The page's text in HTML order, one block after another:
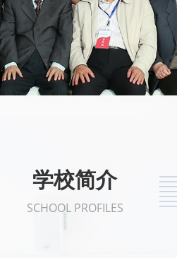
1 2 3 4 5
学校简介
SCHOOL PROFILES